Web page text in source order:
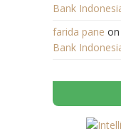
Bank
farida pane on
Bank